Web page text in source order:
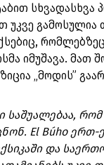
სხვადასხვა
გამოსულია
იმუშავა. მათ
„მოდის”
საშუალებაა,
El Búho
და